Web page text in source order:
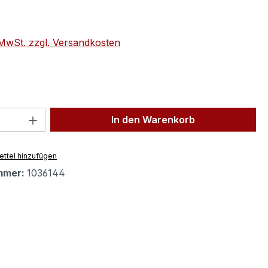
zzgl. Versandkosten
Anzahl: Gib den gewünschten Wert
In den Warenkorb
hinzufügen
1036144